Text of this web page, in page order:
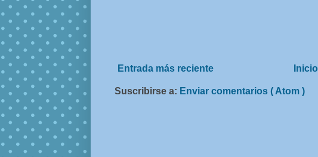
Entrada más reciente Inicio
Suscribirse a: Enviar comentarios ( Atom )